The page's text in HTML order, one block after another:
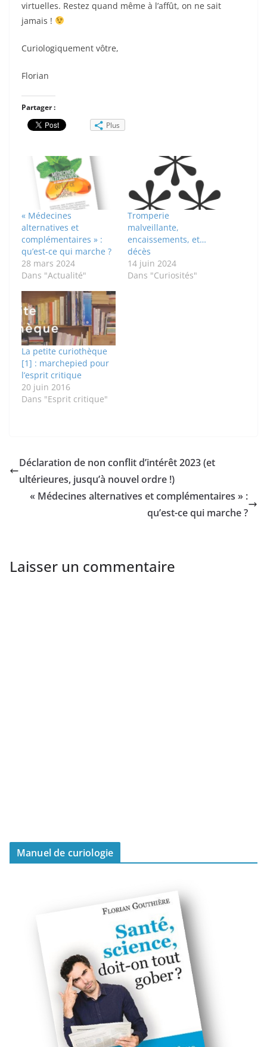
virtuelles. Restez quand même à l’affût, on ne sait
jamais !
Curiologiquement vôtre,
Florian
Partager :
Plus
« Médecines
alternatives et
complémentaires » :
qu’est-ce qui marche ?
28 mars 2024
Dans "Actualité"
Tromperie
malveillante,
encaissements, et…
décès
14 juin 2024
Dans "Curiosités"
La petite curiothèque
[1] : marchepied pour
l’esprit critique
20 juin 2016
Dans "Esprit critique"
Déclaration de non conflit d’intérêt 2023 (et
ultérieures, jusqu’à nouvel ordre !)
« Médecines alternatives et complémentaires » :
qu’est-ce qui marche ?
Laisser un commentaire
Manuel de curiologie